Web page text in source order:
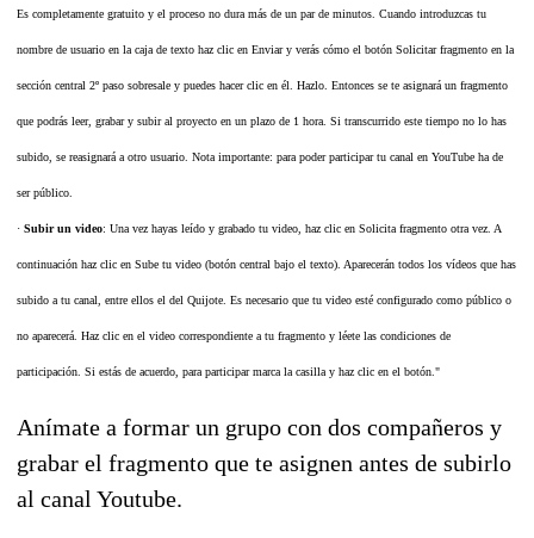
Es completamente gratuito y el proceso no dura más de un par de minutos. Cuando introduzcas tu
nombre de usuario en la caja de texto haz clic en Enviar y verás cómo el botón Solicitar fragmento en la
sección central 2º paso sobresale y puedes hacer clic en él. Hazlo. Entonces se te asignará un fragmento
que podrás leer, grabar y subir al proyecto en un plazo de 1 hora. Si transcurrido este tiempo no lo has
subido, se reasignará a otro usuario. Nota importante: para poder participar tu canal en YouTube ha de
ser público.
· Subir un video: Una vez hayas leído y grabado tu video, haz clic en Solicita fragmento otra vez. A
continuación haz clic en Sube tu video (botón central bajo el texto). Aparecerán todos los vídeos que has
subido a tu canal, entre ellos el del Quijote. Es necesario que tu video esté configurado como público o
no aparecerá. Haz clic en el video correspondiente a tu fragmento y léete las condiciones de
participación. Si estás de acuerdo, para participar marca la casilla y haz clic en el botón."
Anímate a formar un grupo con dos compañeros y
grabar el fragmento que te asignen antes de subirlo
al canal Youtube.